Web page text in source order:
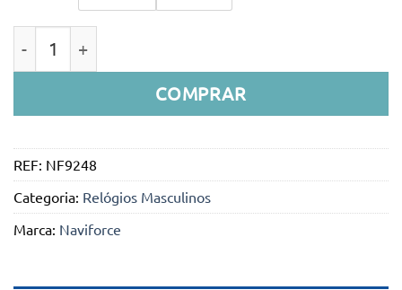
COMPRAR
REF: NF9248
Categoria: Relógios Masculinos
Marca: Naviforce